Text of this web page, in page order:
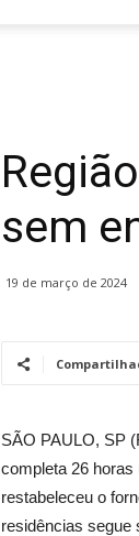
sem
19 de março de 2024
SÃO PAULO, SP
completa 26 horas
restabeleceu o
residências segue